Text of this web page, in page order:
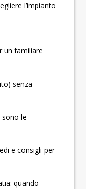
l’impianto
un familiare
senza
sono le
e consigli per
quando